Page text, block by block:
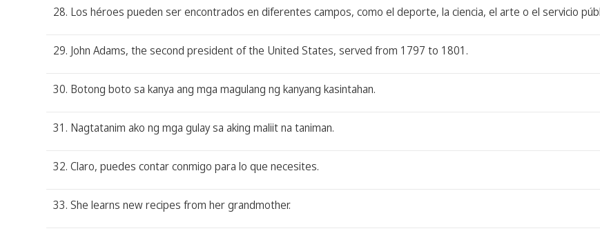
28. Los héroes pueden ser encontrados en diferentes campos, como el deporte, la ciencia, el arte o el servicio
29. John Adams, the second president of the United States, served from 1797 to 1801.
30. Botong boto sa kanya ang mga magulang ng kanyang kasintahan.
31. Nagtatanim ako ng mga gulay sa aking maliit na taniman.
32. Claro, puedes contar conmigo para lo que necesites.
33. She learns new recipes from her grandmother.